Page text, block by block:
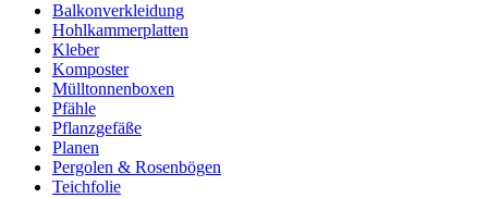
Balkonverkleidung
Hohlkammerplatten
Kleber
Komposter
Mülltonnenboxen
Pfähle
Pflanzgefäße
Planen
Pergolen & Rosenbögen
Teichfolie